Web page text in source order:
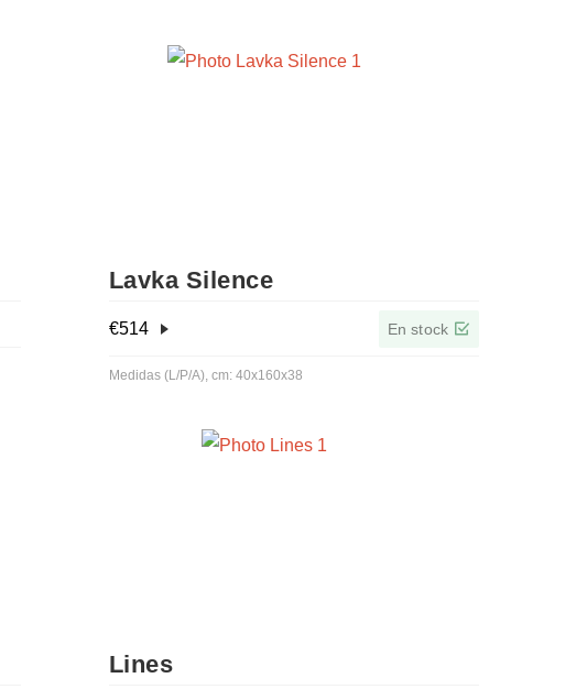
Lavka Silence
€514 En stock
Medidas (L/P/A), cm: 40x160x38
Lines